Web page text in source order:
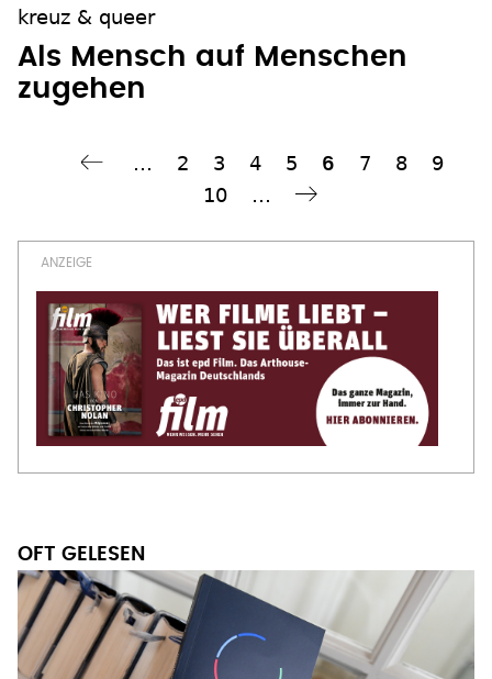
kreuz & queer
Als Mensch auf Menschen
zugehen
Seitennummerierung
… Seite
2 Seite
3 Seite
4 Seite
5
Aktuelle
6 Seite
7 Seite
8 Seite
9
Seite
10 …
Weiter ›
OFT GELESEN